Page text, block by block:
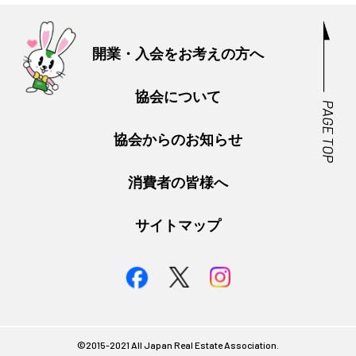
開業・入会をお考えの方へ
協会について
協会からのお知らせ
消費者の皆様へ
サイトマップ
©︎2015-2021 All Japan Real Estate Association.